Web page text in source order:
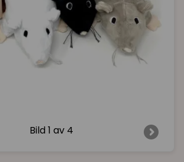
Bild 1 av 4